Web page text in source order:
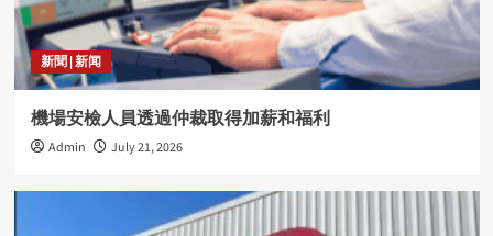
新聞 | 新闻
機場安檢人員透過仲裁取得加薪和福利
Admin July 21, 2026